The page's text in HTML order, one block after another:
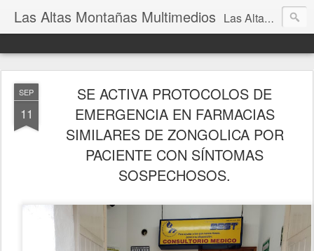
Las Altas Montañas Multimedios Las Altas Montañas Multimedios
SEP
11
SE ACTIVA PROTOCOLOS DE
EMERGENCIA EN FARMACIAS
SIMILARES DE ZONGOLICA POR
PACIENTE CON SÍNTOMAS
SOSPECHOSOS.